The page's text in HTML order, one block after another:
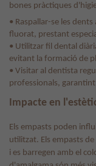
bones pràctiques
• Raspallar-se les
fluorat, prestant
• Utilitzar fil dental
evitant la formació de
• Visitar al dentista
professionals,
Impacte en
Els empasts poden
utilitzat. Els empasts
i es barregen amb el